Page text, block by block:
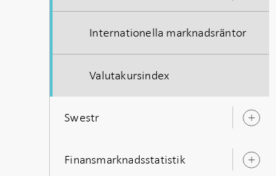
Internationella marknadsräntor
Valutakursindex
Swestr
Finansmarknadsstatistik